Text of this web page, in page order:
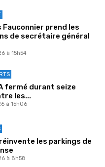
Fauconnier prend les
de secrétaire général
à 15h54
A fermé durant seize
les...
à 15h06
les parkings de
à 8h58